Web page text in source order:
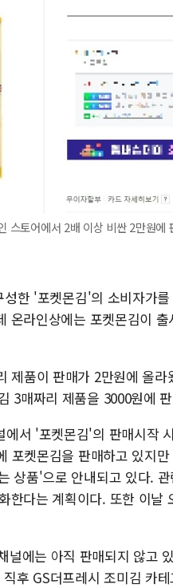
스토어에서 2배 이상 비싼 2만원에
한 '포켓몬김'의 소비자가
온라인상에는 포켓몬김이
제품이 판매가 2만원에 올
3매짜리 제품을 3000원에
서 '포켓몬김'의 판매시작
포켓몬김을 판매하고 있지
상품'으로 안내되고 있다.
한다는 계획이다. 또한 이날
에는 아직 판매되지 않고
후 GS더프레시 조미김 카